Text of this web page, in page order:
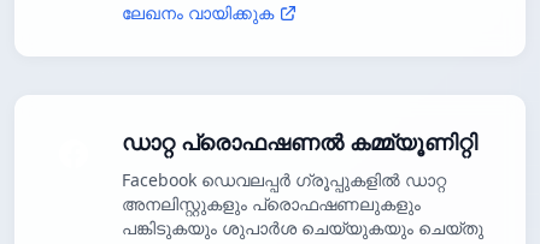
ലേഖനം വായിക്കുക
ഡാറ്റ പ്രൊഫഷണൽ കമ്മ്യൂണിറ്റി
Facebook ഡെവലപ്പർ ഗ്രൂപ്പുകളിൽ ഡാറ്റ
അനലിസ്റ്റുകളും പ്രൊഫഷണലുകളും
പങ്കിടുകയും ശുപാർശ ചെയ്യുകയും ചെയ്തു